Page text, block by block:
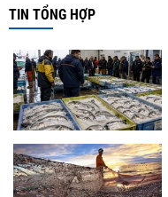
Thị trường Trung Quốc
Thị trường New Zealand
Thị trường Đài Loan
Thị trường Mỹ
TIN TỔNG HỢP